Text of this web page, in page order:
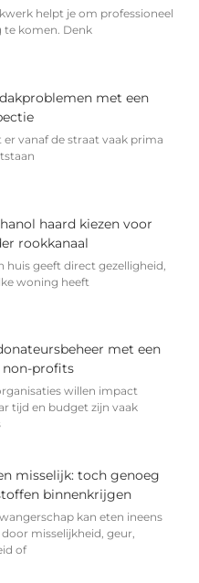
helpt je om professioneel
te komen. Denk
met een
er vanaf de straat vaak prima
haard kiezen voor
rookkanaal
huis geeft direct gezelligheid,
woning heeft
met een
non-profits
willen impact
tijd en budget zijn vaak
misselijk: toch genoeg
binnenkrijgen
kan eten ineens
misselijkheid, geur,
of